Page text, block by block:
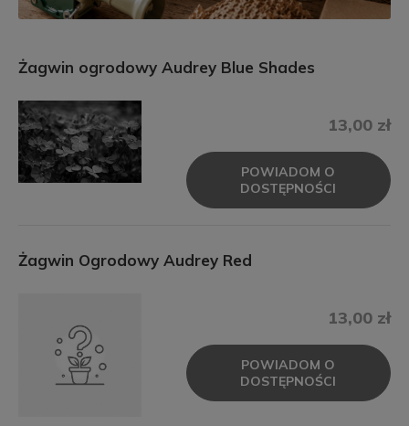
Żagwin ogrodowy Audrey Blue Shades
13,00 zł
POWIADOM O
DOSTĘPNOŚCI
Żagwin Ogrodowy Audrey Red
13,00 zł
POWIADOM O
DOSTĘPNOŚCI